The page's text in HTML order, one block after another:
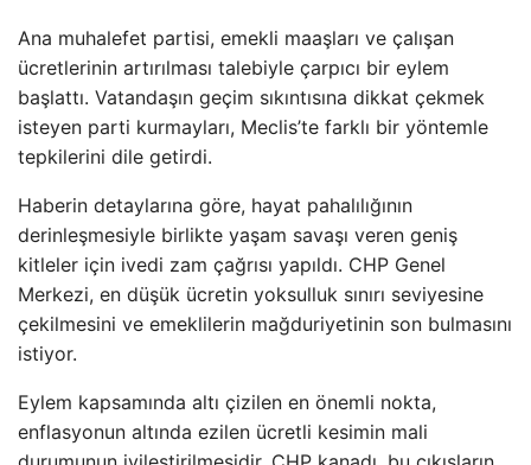
Ana muhalefet partisi, emekli maaşları ve çalışan
ücretlerinin artırılması talebiyle çarpıcı bir eylem
başlattı. Vatandaşın geçim sıkıntısına dikkat çekmek
isteyen parti kurmayları, Meclis’te farklı bir yöntemle
tepkilerini dile getirdi.
Haberin detaylarına göre, hayat pahalılığının
derinleşmesiyle birlikte yaşam savaşı veren geniş
kitleler için ivedi zam çağrısı yapıldı. CHP Genel
Merkezi, en düşük ücretin yoksulluk sınırı seviyesine
çekilmesini ve emeklilerin mağduriyetinin son bulmasını
istiyor.
Eylem kapsamında altı çizilen en önemli nokta,
enflasyonun altında ezilen ücretli kesimin mali